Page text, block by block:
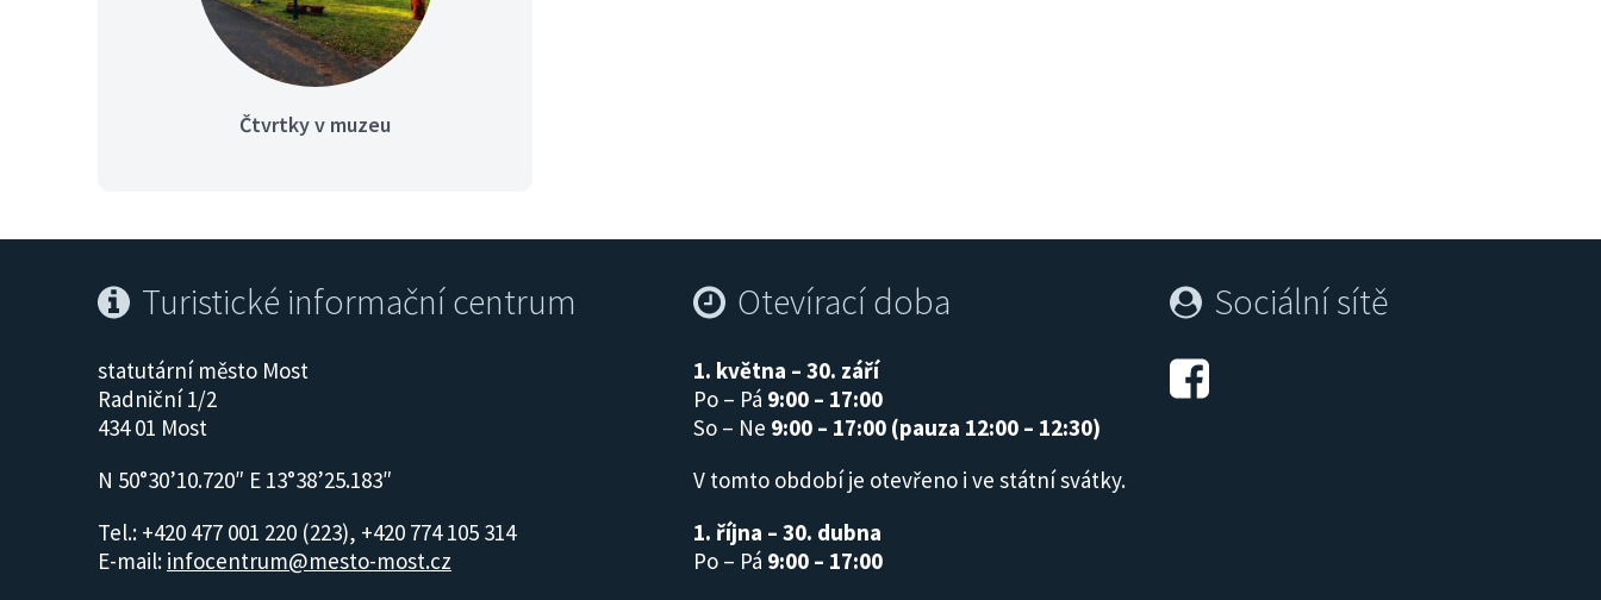
Čtvrtky v muzeu
Turistické informační centrum
statutární město Most
Radniční 1/2
434 01 Most
N 50°30’10.720″ E 13°38’25.183″
Tel.: +420 477 001 220 (223), +420 774 105 314
E-mail: infocentrum@mesto-most.cz
Otevírací doba
1. května – 30. září
Po – Pá 9:00 – 17:00
So – Ne 9:00 – 17:00 (pauza 12:00 – 12:30)
V tomto období je otevřeno i ve státní svátky.
1. října – 30. dubna
Po – Pá 9:00 – 17:00
Sociální sítě